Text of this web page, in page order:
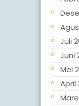
Juli
Juni
Mei
April